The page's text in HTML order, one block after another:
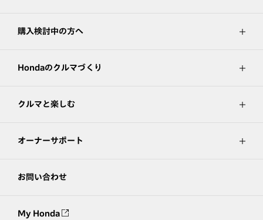
購入検討中の方へ
Hondaのクルマづくり
クルマと楽しむ
オーナーサポート
お問い合わせ
My Honda